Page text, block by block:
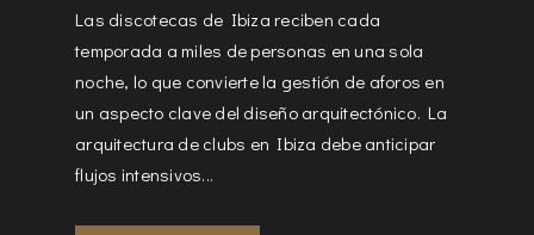
Las discotecas de Ibiza reciben cada
temporada a miles de personas en una sola
noche, lo que convierte la gestión de aforos en
un aspecto clave del diseño arquitectónico. La
arquitectura de clubs en Ibiza debe anticipar
flujos intensivos...